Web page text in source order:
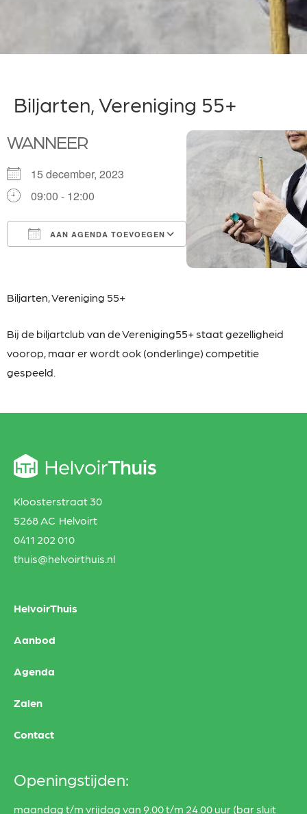
Biljarten, Vereniging 55+
WANNEER
15 december, 2023
09:00 - 12:00
AAN AGENDA TOEVOEGEN
Outlook Live
Biljarten,Vereniging 55+
Bij de biljartclub van de Vereniging55+ staatgezelligheid
voorop, maar er wordt ook (onderlinge) competitie
gespeeld.
Kloosterstraat 30
5268 AC Helvoirt
0411 202 010
thuis@helvoirthuis.nl
HelvoirThuis
Aanbod
Agenda
Zalen
Contact
Openingstijden:
maandag t/m vrijdag van 9.00 t/m 24.00 uur (bar sluit